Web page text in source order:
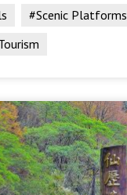
#Scenic Platforms